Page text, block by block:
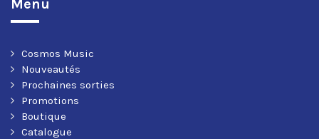
Menu
Cosmos Music
Nouveautés
Prochaines sorties
Promotions
Boutique
Catalogue